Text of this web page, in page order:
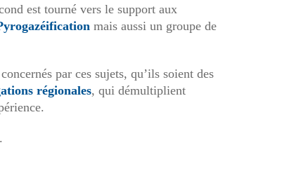
est tourné vers le support aux
mais aussi un groupe de
par ces sujets, qu’ils soient des
régionales, qui démultiplient
.